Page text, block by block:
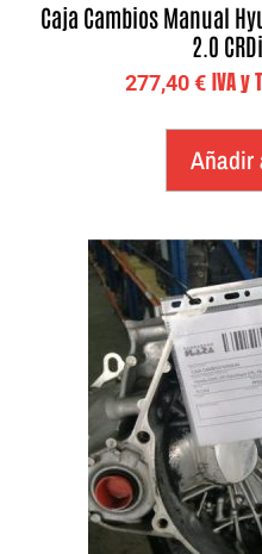
Caja Cambios Manual
2.0
277,40€ IVA y
Añadir